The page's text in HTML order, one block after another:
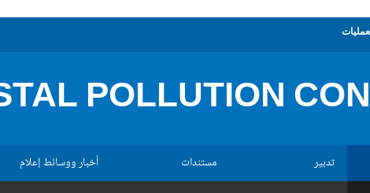
POLLUTION
تدبير مستندات أخبار ووسائط إعلام